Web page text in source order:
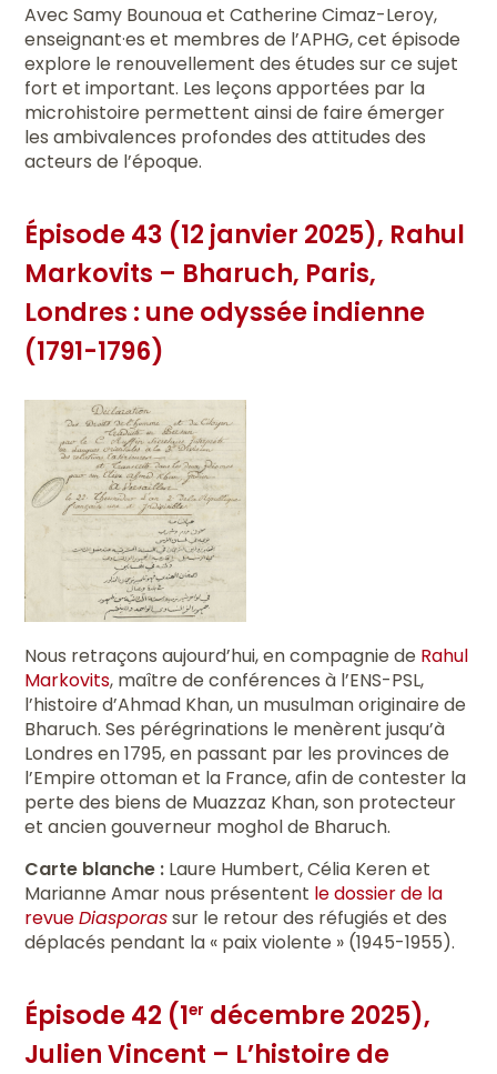
Avec Samy Bounoua et Catherine Cimaz-Leroy,
enseignant·es et membres de l’APHG, cet épisode
explore le renouvellement des études sur ce sujet
fort et important. Les leçons apportées par la
microhistoire permettent ainsi de faire émerger
les ambivalences profondes des attitudes des
acteurs de l’époque.
Épisode 43 (12 janvier 2025), Rahul
Markovits – Bharuch, Paris,
Londres : une odyssée indienne
(1791-1796)
Nous retraçons aujourd’hui, en compagnie de Rahul
Markovits, maître de conférences à l’ENS-PSL,
l’histoire d’Ahmad Khan, un musulman originaire de
Bharuch. Ses pérégrinations le menèrent jusqu’à
Londres en 1795, en passant par les provinces de
l’Empire ottoman et la France, afin de contester la
perte des biens de Muazzaz Khan, son protecteur
et ancien gouverneur moghol de Bharuch.
Carte blanche : Laure Humbert, Célia Keren et
Marianne Amar nous présentent le dossier de la
revueDiasporassur le retour des réfugiés et des
déplacés pendant la « paix violente » (1945-1955).
Épisode 42 (1er décembre 2025),
Julien Vincent – L’histoire de